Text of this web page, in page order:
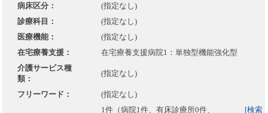
病床区分：
(指定なし)
診療科目：
(指定なし)
医療機能：
(指定なし)
在宅療養支援：
在宅療養支援病院1：単独型機能強化型
介護サービス種
類：
(指定なし)
フリーワード： (指定なし)
1件（病院1件、有床診療所0件、
[検索